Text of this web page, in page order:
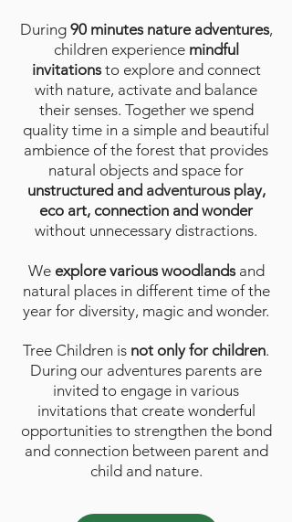
During 90 minutes nature adventures,
children experience mindful
invitationsto explore and connect
with nature, activate and balance
their senses. Together we spend
quality time in a simple and beautiful
ambience of the forest that provides
natural objects and space for
unstructured and adventurousplay,
eco art, connection and wonder
without unnecessary distractions.
We explore various woodlandsand
natural places in different time of the
year for diversity, magic and wonder.
Tree Children is not only for children.
During our adventures parents are
invited to engage in various
invitations that create wonderful
opportunities to strengthen the bond
and connection between parentand
child and nature.